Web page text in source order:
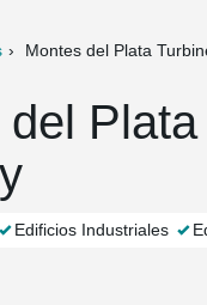
Montes del Plata
del
Edificios Industriales